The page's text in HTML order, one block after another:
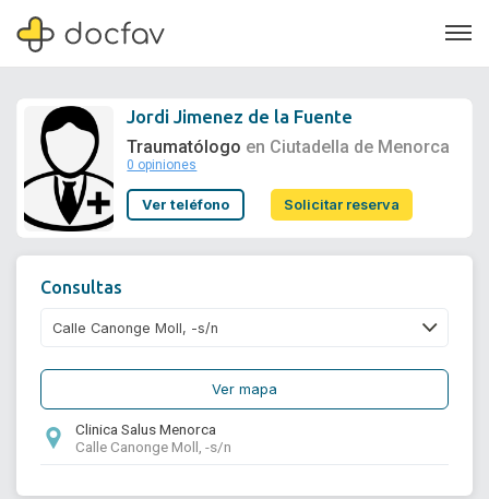
Soporte
Jordi Jimenez de la Fuente
Traumatólogo en Ciutadella de Menorca
0 opiniones
Ver teléfono Solicitar reserva
Consultas
Ver mapa
Clinica Salus Menorca
Calle Canonge Moll, -s/n